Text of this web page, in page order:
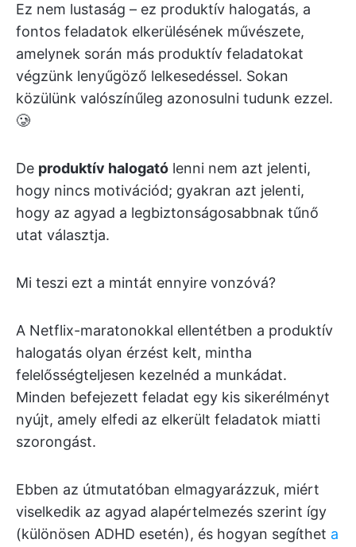
Ez nem lustaság – ez produktív halogatás, a
fontos feladatok elkerülésének művészete,
amelynek során más produktív feladatokat
végzünk lenyűgöző lelkesedéssel. Sokan
közülünk valószínűleg azonosulni tudunk ezzel.
🥲
De produktív halogató lenni nem azt jelenti,
hogy nincs motivációd; gyakran azt jelenti,
hogy az agyad a legbiztonságosabbnak tűnő
utat választja.
Mi teszi ezt a mintát ennyire vonzóvá?
A Netflix-maratonokkal ellentétben a produktív
halogatás olyan érzést kelt, mintha
felelősségteljesen kezelnéd a munkádat.
Minden befejezett feladat egy kis sikerélményt
nyújt, amely elfedi az elkerült feladatok miatti
szorongást.
Ebben az útmutatóban elmagyarázzuk, miért
viselkedik az agyad alapértelmezés szerint így
(különösen ADHD esetén), és hogyan segíthet a